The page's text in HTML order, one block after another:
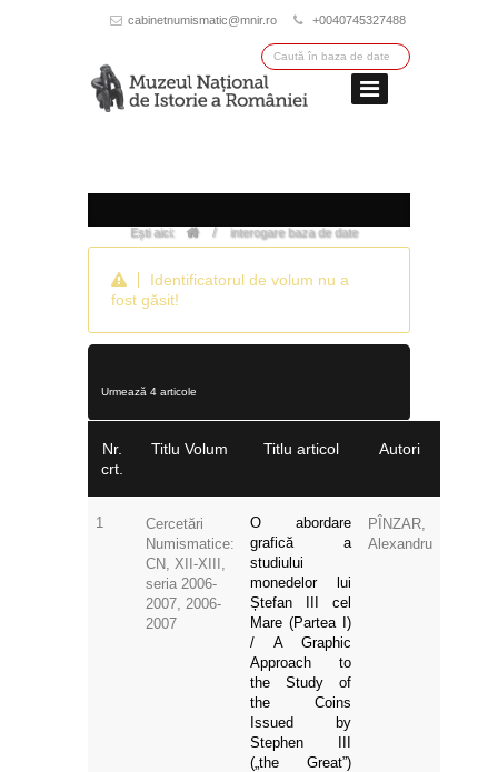
cabinetnumismatic@mnir.ro +0040745327488
Ești aici: / interogare baza de date
Identificatorul de volum nu a
fost găsit!
Urmează 4 articole
Nr.
crt.
Titlu Volum Titlu articol Autori
1
Cercetări
Numismatice:
CN, XII-XIII,
seria 2006-
2007, 2006-
2007
O abordare
grafică a
studiului
monedelor lui
Ștefan III cel
Mare (Partea I)
/ A Graphic
Approach to
the Study of
the Coins
Issued by
Stephen III
(„the Great”)
PÎNZAR,
Alexandru